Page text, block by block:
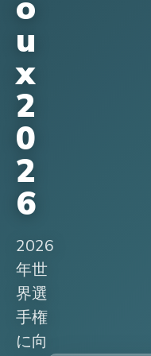
u
x
2
0
2
6
2026
年世
界選
手権
に向